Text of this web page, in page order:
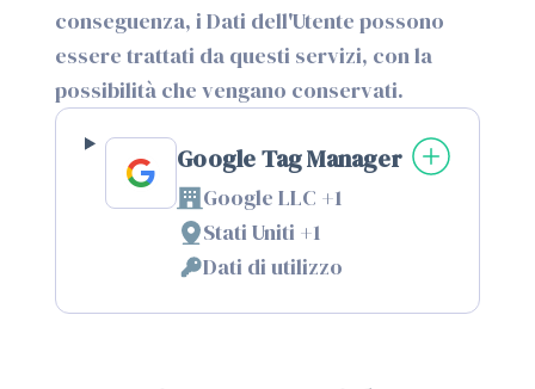
conseguenza, i Dati dell'Utente possono
essere trattati da questi servizi, con la
possibilità che vengano conservati.
Google Tag Manager
Azienda:
Google LLC +1
Luogo
del
trattamento:
Stati Uniti +1
Dati
Personali
Dati di utilizzo